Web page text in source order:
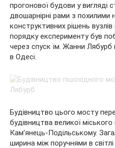
прогонової будови у вигляді
двошарнірні рами з похилими
конструктивних рішень
порядку експерименту був
через спуск їм. Жанни
в Одесі.
Будівництво цього мосту
будівництва великої
Кам’янець-Подільському.
ширина між поручнями в